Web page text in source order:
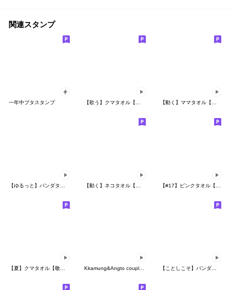
関連スタンプ
一年中ブタスタンプ 【歌う】クマタオル【動く】 【動く】ママタオル【家族で使える】
【ことしこそ】パンダタオル【がんばる！】